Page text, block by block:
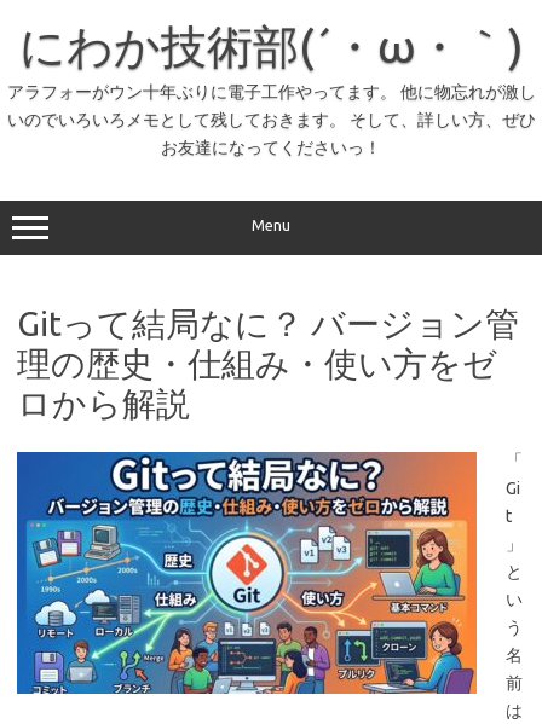
へ
キ
にわか技術部(´・ω・｀)
アラフォーがウン十年ぶりに電子工作やってます。 他に物忘れが激し
いのでいろいろメモとして残しておきます。 そして、詳しい方、ぜひ
お友達になってくださいっ！
Menu
Gitって結局なに？ バージョン管
理の歴史・仕組み・使い方をゼ
ロから解説
「
Gi
t
」
と
い
う
名
前
は